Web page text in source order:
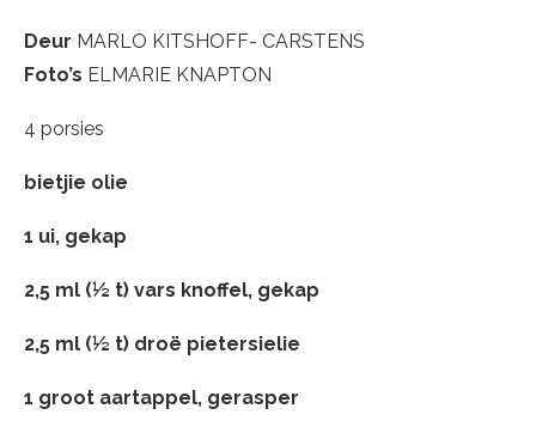
Deur MARLO KITSHOFF- CARSTENS
Foto’s ELMARIE KNAPTON
4 porsies
bietjie olie
1 ui, gekap
2,5 ml (½ t) vars knoffel, gekap
2,5 ml (½ t) droë pietersielie
1 groot aartappel, gerasper